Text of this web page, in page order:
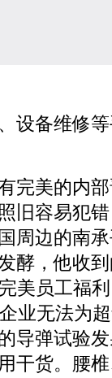
设备维修
美的内部
旧容易犯
周边的南
酵，他收
美员工福
业无法为
导弹试验
干货。腰